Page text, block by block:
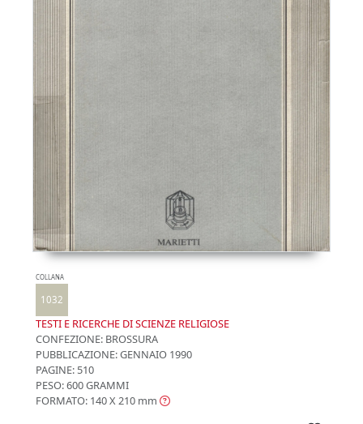
COLLANA
1032
TESTI E RICERCHE DI SCIENZE RELIGIOSE
CONFEZIONE: BROSSURA
PUBBLICAZIONE:GENNAIO 1990
PAGINE: 510
PESO: 600 GRAMMI
FORMATO: 140 X 210 mm